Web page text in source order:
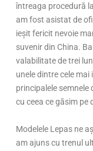
întreaga procedură
am fost asistat de
ieșit fericit nevoie
suvenir din China.
valabilitate de trei
unele dintre cele
principalele
cu ceea ce găsim pe
Modelele Lepas ne
am ajuns cu trenul